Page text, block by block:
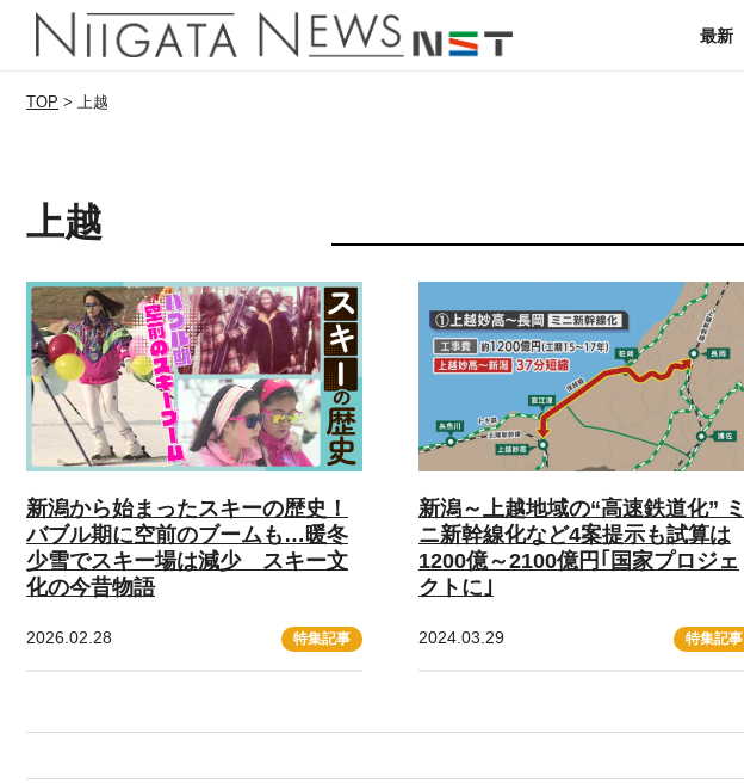
最新
TOP > 上越
上越
新潟から始まったスキーの歴史！
バブル期に空前のブームも…暖冬
少雪でスキー場は減少 スキー文
化の今昔物語
2026.02.28 特集記事
新潟～上越地域の“高速鉄道化” ミ
ニ新幹線化など4案提示も試算は
1200億～2100億円｢国家プロジェ
クトに｣
2024.03.29 特集記事